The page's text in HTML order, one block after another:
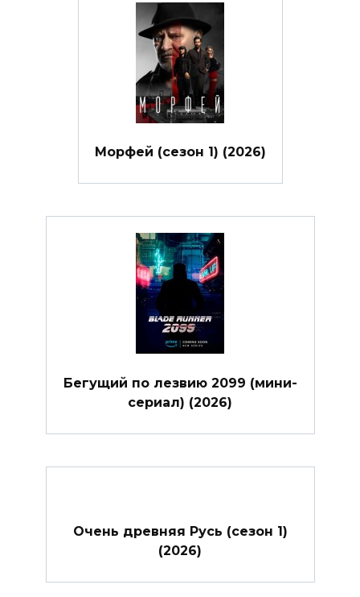
Морфей (сезон 1) (2026)
Бегущий по лезвию 2099 (мини-
сериал) (2026)
Очень древняя Русь (сезон 1)
(2026)